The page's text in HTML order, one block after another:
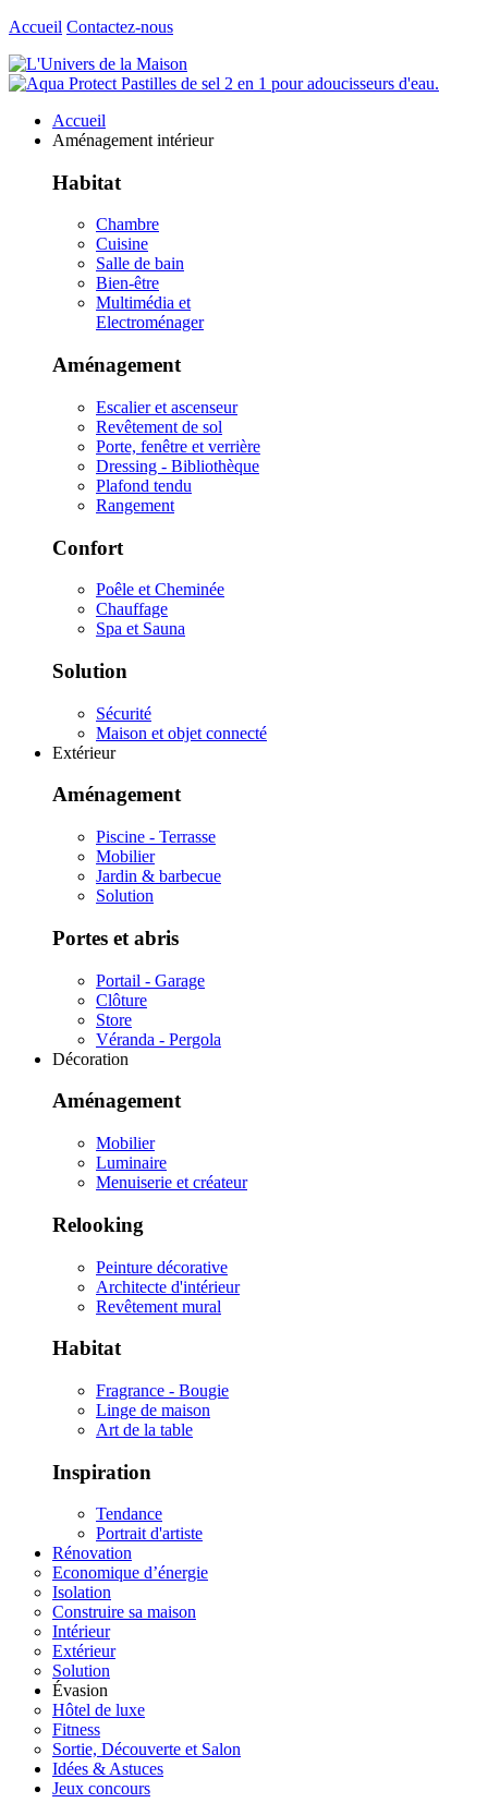
Accueil Contactez-nous
Accueil
Aménagement intérieur
Habitat
Chambre
Cuisine
Salle de bain
Bien-être
Multimédia et
Electroménager
Aménagement
Escalier et ascenseur
Revêtement de sol
Porte, fenêtre et verrière
Dressing - Bibliothèque
Plafond tendu
Rangement
Confort
Poêle et Cheminée
Chauffage
Spa et Sauna
Solution
Sécurité
Maison et objet connecté
Extérieur
Aménagement
Piscine - Terrasse
Mobilier
Jardin & barbecue
Solution
Portes et abris
Portail - Garage
Clôture
Store
Véranda - Pergola
Décoration
Aménagement
Mobilier
Luminaire
Menuiserie et créateur
Relooking
Peinture décorative
Architecte d'intérieur
Revêtement mural
Habitat
Fragrance - Bougie
Linge de maison
Art de la table
Inspiration
Tendance
Portrait d'artiste
Rénovation
Economique d’énergie
Isolation
Construire sa maison
Intérieur
Extérieur
Solution
Évasion
Hôtel de luxe
Fitness
Sortie, Découverte et Salon
Idées & Astuces
Jeux concours